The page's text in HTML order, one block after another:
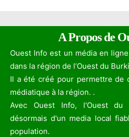
A Propos de
Ouest Info est un média en
dans la région de l’Ouest du
Il a été créé pour permettre de
médiatique à la région. .
Avec Ouest Info, l'Ouest du
désormais d'un media local
population.